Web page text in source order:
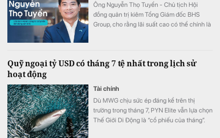
Ông Nguyễn Thọ Tuyển - Chủ tịch Hội
đồng quản trị kiêm Tổng Giám đốc BHS
Group, cho rằng lãi suất cao có thể chính là
Quỹ ngoại tỷ USD có tháng 7 tệ nhất trong lịch sử
hoạt động
Tài chính
Dù MWG chịu sức ép đáng kể trên thị
trường trong tháng 7, PYN Elite vẫn lựa chọn
Thế Giới Di Động là “cổ phiếu của tháng”.